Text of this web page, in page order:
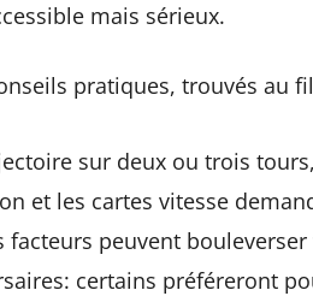
mais sérieux.
pratiques, trouvés au
sur deux ou trois
et les cartes vitesse
facteurs peuvent
certains préféreront